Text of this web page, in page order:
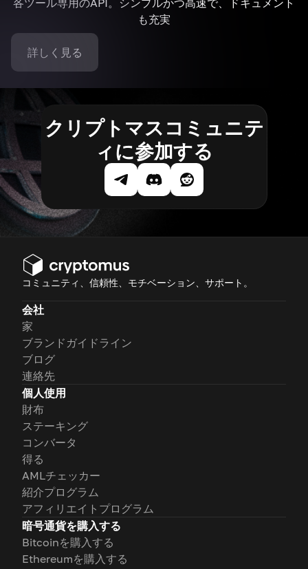
各ツール専用のAPI。シンプルかつ高速で、ドキュメント
も充実
詳しく見る
クリプトマスコミュニテ
ィに参加する
コミュニティ、信頼性、モチベーション、サポート。
会社
家
ブランドガイドライン
ブログ
連絡先
個人使用
財布
ステーキング
コンバータ
得る
AMLチェッカー
紹介プログラム
アフィリエイトプログラム
暗号通貨を購入する
Bitcoinを購入する
Ethereumを購入する